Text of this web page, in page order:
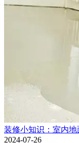
装修小知识：室内
2024-07-26